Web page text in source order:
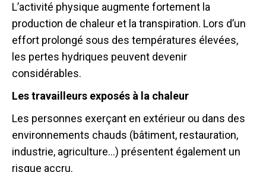
L’activité physique augmente fortement la
production de chaleur et la transpiration. Lors d’un
effort prolongé sous des températures élevées,
les pertes hydriques peuvent devenir
considérables.
Les travailleurs exposés à la chaleur
Les personnes exerçant en extérieur ou dans des
environnements chauds (bâtiment, restauration,
industrie, agriculture…) présentent également un
risque accru.